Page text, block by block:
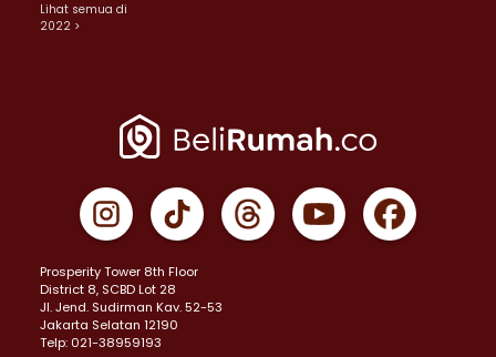
Lihat semua di
2022 >
Prosperity Tower 8th Floor
District 8, SCBD Lot 28
JI. Jend. Sudirman Kav. 52-53
Jakarta Selatan 12190
Telp: 021-38959193